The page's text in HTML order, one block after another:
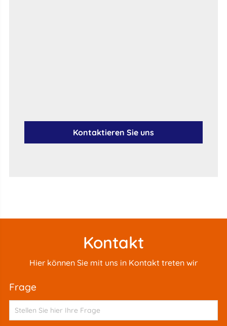
Kontaktieren Sie uns
Kontakt
Hier können Sie mit uns in Kontakt treten wir
frage